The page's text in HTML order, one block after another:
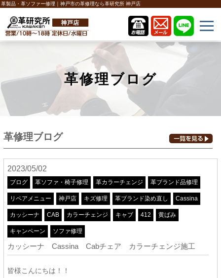
革製品・革ソファー修理｜神戸市の革修理なら革研究所 神戸店
革修理ブログ
革修理ブログ
2023/05/02
ブログ 革ソファ・椅子修理 革カラーチェンジ 革ブランド品修理
リペアメニュー 神戸店 キズ修理 革ブランド染め直し Cassina
カッシーナ CAB カラーチェンジ キャブ 412 黄ばみ
キャンペーン ソファ修理
カッシーナ Cassina Cabチェア カラーチェンジ施工
皆様こんにちは！！